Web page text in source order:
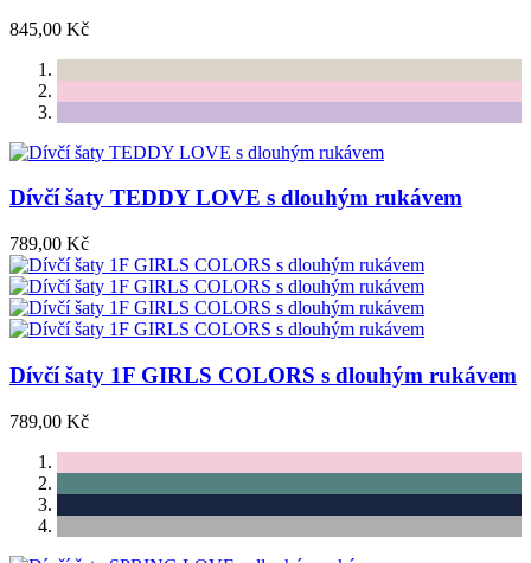
845,00 Kč
Dívčí šaty TEDDY LOVE s dlouhým rukávem
789,00 Kč
Dívčí šaty 1F GIRLS COLORS s dlouhým rukávem
789,00 Kč